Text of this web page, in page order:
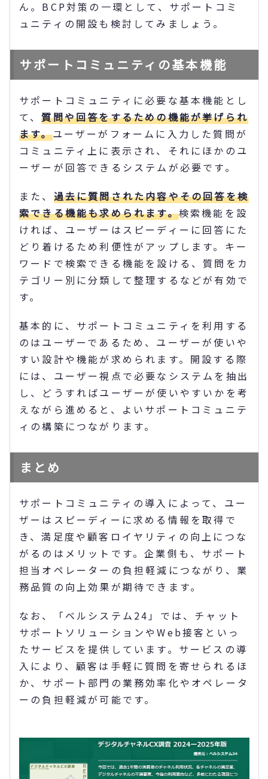
ん。BCP対策の一環として、サポートコミ
ュニティの開設も検討してみましょう。
サポートコミュニティの基本機能
サポートコミュニティに必要な基本機能とし
て、質問や回答をするための機能が挙げられ
ます。ユーザーがフォームに入力した質問が
コミュニティ上に表示され、それにほかのユ
ーザーが回答できるシステムが必要です。
また、 過去に質問された内容やその回答を検
索できる機能も求められます。検索機能を設
ければ、ユーザーはスピーディーに回答にた
どり着けるため利便性がアップします。キー
ワードで検索できる機能を設ける、質問をカ
テゴリー別に分類して整理するなどが有効で
す。
基本的に、サポートコミュニティを利用する
のはユーザーであるため、ユーザーが使いや
すい設計や機能が求められます。開設する際
には、ユーザー視点で必要なシステムを抽出
し、どうすればユーザーが使いやすいかを考
えながら進めると、よいサポートコミュニテ
ィの構築につながります。
まとめ
サポートコミュニティの導入によって、ユー
ザーはスピーディーに求める情報を取得で
き、満足度や顧客ロイヤリティの向上につな
がるのはメリットです。企業側も、サポート
担当オペレーターの負担軽減につながり、業
務品質の向上効果が期待できます。
なお、「ベルシステム24」では、チャット
サポートソリューションやWeb接客といっ
たサービスを提供しています。サービスの導
入により、顧客は手軽に質問を寄せられるほ
か、サポート部門の業務効率化やオペレータ
ーの負担軽減が可能です。